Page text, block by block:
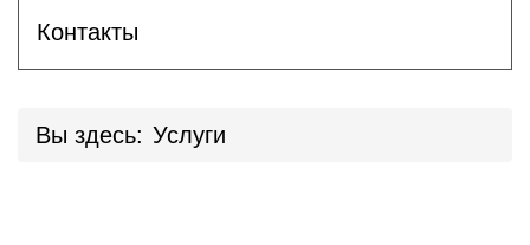
Контакты
Вы здесь: Услуги